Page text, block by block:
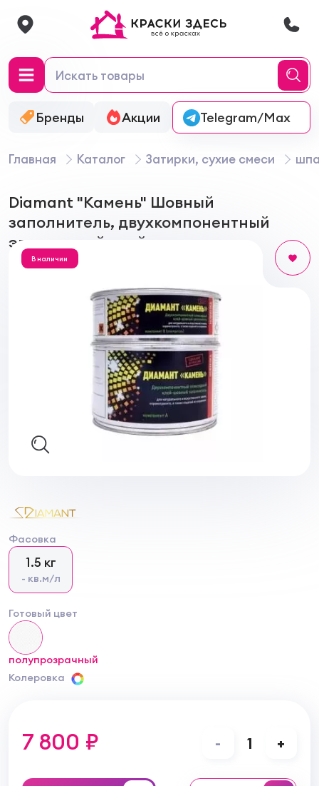
Бренды Акции Онлайн-колеровка
Telegram/Max
Главная Каталог Затирки, сухие смеси
Diamant "Камень" Шовный
заполнитель, двухкомпонентный
эпоксидный клей
В наличии
Фасовка
1.5 кг
- кв.м/л
Готовый цвет
полупрозрачный
Колеровка
7 800 ₽ - 1 +